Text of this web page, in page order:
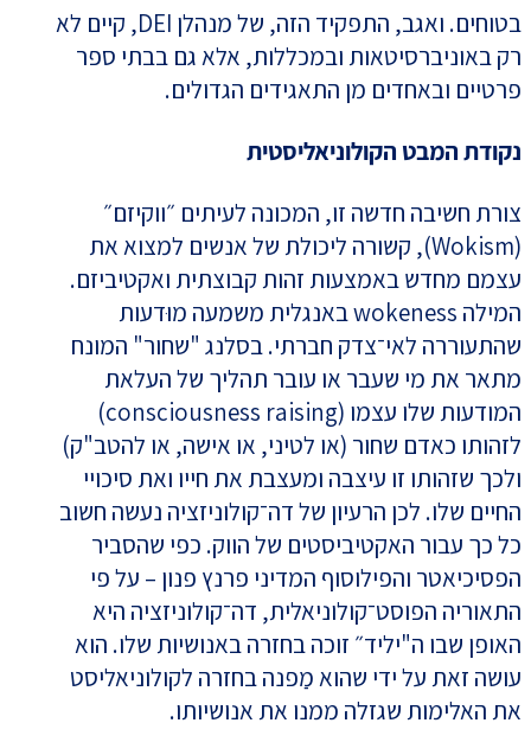
בטוחים. ואגב, התפקיד הזה, של מנהלן DEI, קיים לא
רק באוניברסיטאות ובמכללות, אלא גם בבתי ספר
פרטיים ובאחדים מן התאגידים הגדולים.
נקודת המבט הקולוניאליסטית
צורת חשיבה חדשה זו, המכונה לעיתים ״ווקיזם״
(Wokism), קשורה ליכולת של אנשים למצוא את
עצמם מחדש באמצעות זהות קבוצתית ואקטיביזם.
המילה wokeness באנגלית משמעה מוּדעות
שהתעוררה לאי־צדק חברתי. בסלנג "שחור" המונח
מתאר את מי שעבר או עובר תהליך של העלאת
המודעות שלו עצמו (consciousness raising)
לזהותו כאדם שחור (או לטיני, או אישה, או להטב"ק)
ולכך שזהותו זו עיצבה ומעצבת את חייו ואת סיכויי
החיים שלו. לכן הרעיון של דה־קולוניזציה נעשה חשוב
כל כך עבור האקטיביסטים של הווק. כפי שהסביר
הפסיכיאטר והפילוסוף המדיני פרנץ פנון – על פי
התאוריה הפוסט־קולוניאלית, דה־קולוניזציה היא
האופן שבו ה"יליד״ זוכה בחזרה באנושיות שלו. הוא
עושה זאת על ידי שהוא מַפנה בחזרה לקולוניאליסט
את האלימות שגזלה ממנו את אנושיותו.